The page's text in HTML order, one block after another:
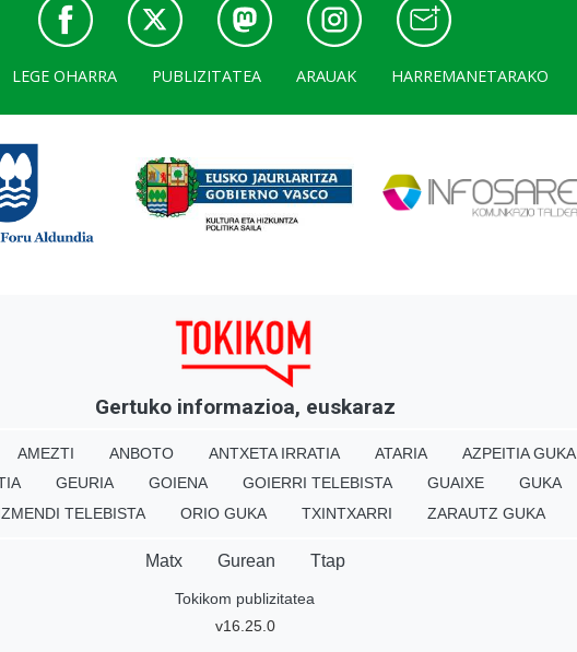
LEGE OHARRA PUBLIZITATEA ARAUAK HARREMANETARAKO
Gertuko informazioa, euskaraz
AMEZTI ANBOTO ANTXETA IRRATIA ATARIA AZPEITIA GUKA
GEURIA GOIENA GOIERRI TELEBISTA GUAIXE GUKA
TELEBISTA ORIO GUKA TXINTXARRI ZARAUTZ GUKA
Matx Gurean Ttap
Tokikom publizitatea
v16.25.0